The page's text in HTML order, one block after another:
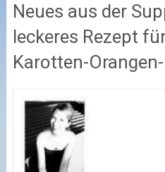
Neues aus der
leckeres Rezept
Karotten-